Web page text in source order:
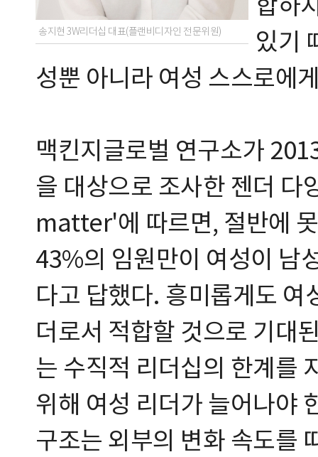
송지현 3W리더십 대표(플랜비디자인 전문위원)
합하
있기
성뿐 아니라 여성 스스로에
맥킨지글로벌 연구소가
을 대상으로 조사한 젠더
matter'에 따르면, 절반에
43%의 임원만이 여성이 남
다고 답했다. 흥미롭게도 여
더로서 적합할 것으로 기대
는 수직적 리더십의 한계를
위해 여성 리더가 늘어나야
구조는 외부의 변화 속도를